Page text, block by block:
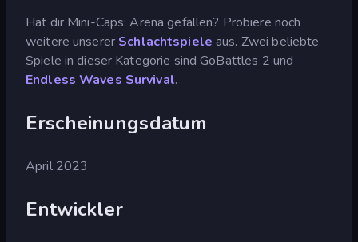
Hat dir Mini-Caps: Arena gefallen? Probiere noch
weitere unserer Schlachtspiele aus. Zwei beliebte
Spiele in dieser Kategorie sind GoBattles 2 und
Endless Waves Survival.
Erscheinungsdatum
April 2023
Entwickler